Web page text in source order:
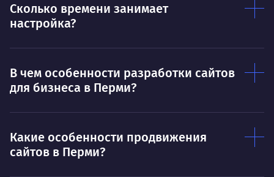
Ты — это то, что ты делаешь. Этим всё
сказано.
О
Сколько времени занимает
настройка?
В чем особенности разработки сайтов
для бизнеса в Перми?
Какие особенности продвижения
сайтов в Перми?